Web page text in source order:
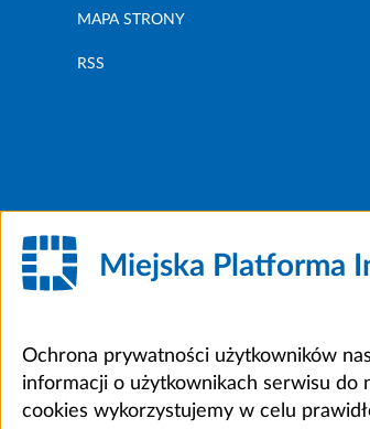
MAPA STRONY
RSS
Miejska Platforma
Ochrona prywatności użytkowników
informacji o użytkownikach serwisu do
cookies wykorzystujemy w celu